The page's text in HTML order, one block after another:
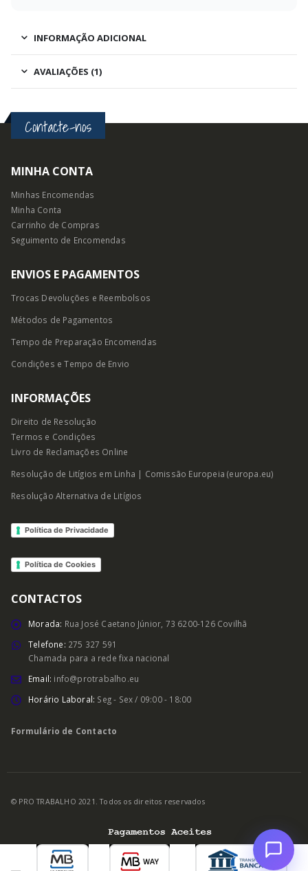
INFORMAÇÃO ADICIONAL
AVALIAÇÕES (1)
Contacte-nos
MINHA CONTA
Minhas Encomendas
Minha Conta
Carrinho de Compras
Seguimento de Encomendas
ENVIOS E PAGAMENTOS
Trocas Devoluções e Reembolsos
Métodos de Pagamentos
Tempo de Preparação Encomendas
Condições e Tempo de Envio
INFORMAÇÕES
Direito de Resolução
Termos e Condições
Livro de Reclamações Online
Resolução de Litígios em Linha | Comissão Europeia (europa.eu)
Resolução Alternativa de Litígios
Política de Privacidade
Política de Cookies
CONTACTOS
Morada: Rua José Caetano Júnior, 73 6200-126 Covilhã
Telefone: 275 327 591
Chamada para a rede fixa nacional
Email: info@protrabalho.eu
Horário Laboral: Seg - Sex / 09:00 - 18:00
Formulário de Contacto
© PRO TRABALHO 2021. Todos os direitos reservados